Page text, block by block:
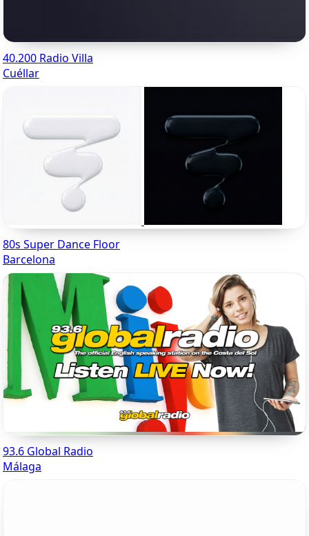
40.200 Radio Villa
Cuéllar
80s Super Dance Floor
Barcelona
93.6 Global Radio
Málaga